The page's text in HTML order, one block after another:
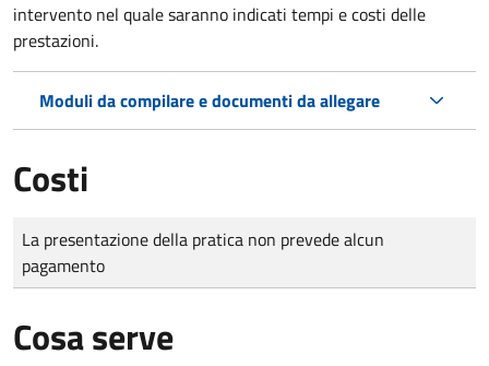
intervento nel quale saranno indicati tempi e costi delle
prestazioni.
Moduli da compilare e documenti da allegare
Costi
Tipo di pagamento
Importo
La presentazione della pratica non prevede alcun
pagamento
Cosa serve